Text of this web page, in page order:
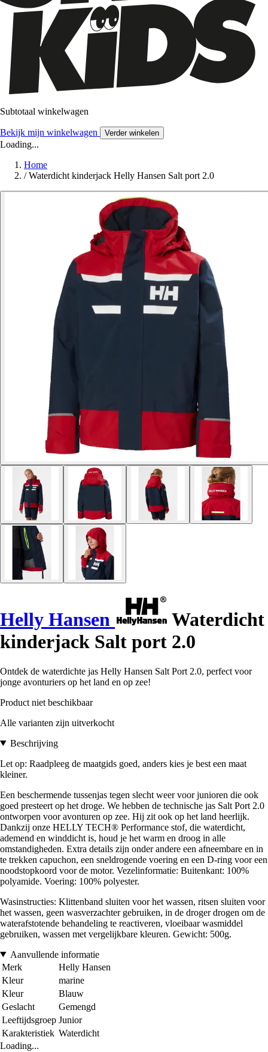
Subtotaal winkelwagen
Bekijk mijn winkelwagen Verder winkelen
Loading...
Home
/ Waterdicht kinderjack Helly Hansen Salt port 2.0
Helly Hansen
Waterdicht
kinderjack Salt port 2.0
Ontdek de waterdichte jas Helly Hansen Salt Port 2.0, perfect voor
jonge avonturiers op het land en op zee!
Product niet beschikbaar
Alle varianten zijn uitverkocht
Beschrijving
Let op: Raadpleeg de maatgids goed, anders kies je best een maat
kleiner.
Een beschermende tussenjas tegen slecht weer voor junioren die ook
goed presteert op het droge. We hebben de technische jas Salt Port 2.0
ontworpen voor avonturen op zee. Hij zit ook op het land heerlijk.
Dankzij onze HELLY TECH® Performance stof, die waterdicht,
ademend en winddicht is, houd je het warm en droog in alle
omstandigheden. Extra details zijn onder andere een afneembare en in
te trekken capuchon, een sneldrogende voering en een D-ring voor een
noodstopkoord voor de motor. Vezelinformatie: Buitenkant: 100%
polyamide. Voering: 100% polyester.
Wasinstructies: Klittenband sluiten voor het wassen, ritsen sluiten voor
het wassen, geen wasverzachter gebruiken, in de droger drogen om de
waterafstotende behandeling te reactiveren, vloeibaar wasmiddel
gebruiken, wassen met vergelijkbare kleuren. Gewicht: 500g.
Aanvullende informatie
Merk
Helly Hansen
Kleur
marine
Kleur
Blauw
Geslacht
Gemengd
Leeftijdsgroep Junior
Karakteristiek Waterdicht
Loading...